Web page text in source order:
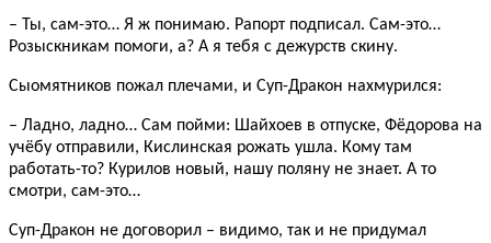
– Ты, сам-это… Я ж понимаю. Рапорт подписал. Сам-это…
Розыскникам помоги, а? А я тебя с дежурств скину.
Сыомятников пожал плечами, и Суп-Дракон нахмурился:
– Ладно, ладно… Сам пойми: Шайхоев в отпуске, Фёдорова на
учёбу отправили, Кислинская рожать ушла. Кому там
работать-то? Курилов новый, нашу поляну не знает. А то
смотри, сам-это…
Суп-Дракон не договорил – видимо, так и не придумал